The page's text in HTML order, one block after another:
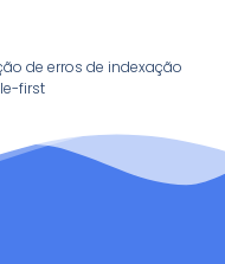
de erros de indexação
first